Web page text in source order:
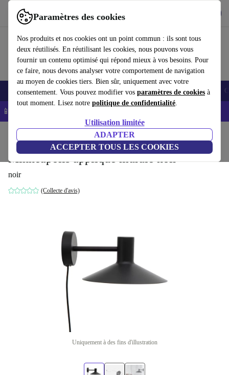
Paramètres des cookies
Nos produits et nos cookies ont un point commun : ils sont tous
deux réutilisés. En réutilisant les cookies, nous pouvons vous
fournir un contenu optimisé qui répond mieux à vos besoins. Pour
ce faire, nous devons analyser votre comportement de navigation
au moyen de cookies tiers. Bien sûr, uniquement avec votre
consentement. Vous pouvez modifier vos paramètres de cookies à
tout moment. Lisez notre politique de confidentialité.
Utilisation limitée
ADAPTER
ACCEPTER TOUS LES COOKIES
Utilisez refurbed rapidement et facilement
Smartphones Laptops Tablettes Montres connectées Accessoires
📱 -5% EXTRA sur les iPhones – Code : IPHONEDEAL -
Meubles
Minneapolis applique murale noir
noir
(Collecte d'avis)
Uniquement à des fins d'illustration